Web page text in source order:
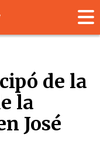
de la
la
José